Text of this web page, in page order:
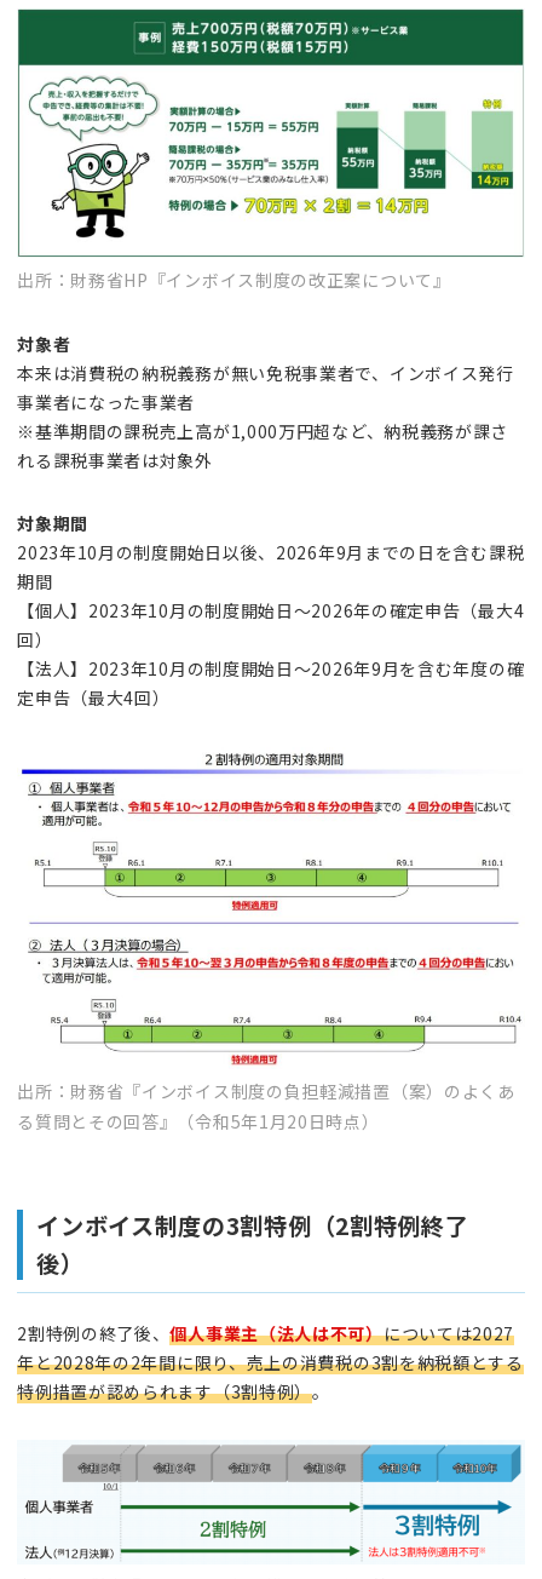
出所：財務省HP『インボイス制度の改正案について』
対象者
本来は消費税の納税義務が無い免税事業者で、インボイス発行
事業者になった事業者
※基準期間の課税売上高が1,000万円超など、納税義務が課さ
れる課税事業者は対象外
対象期間
2023年10月の制度開始日以後、2026年9月までの日を含む課税
期間
【個人】2023年10月の制度開始日～2026年の確定申告（最大4
回）
【法人】2023年10月の制度開始日～2026年9月を含む年度の確
定申告（最大4回）
出所：財務省『インボイス制度の負担軽減措置（案）のよくあ
る質問とその回答』（令和5年1月20日時点）
インボイス制度の3割特例（2割特例終了
後）
2割特例の終了後、個人事業主（法人は不可）については2027
年と2028年の2年間に限り、売上の消費税の3割を納税額とする
特例措置が認められます（3割特例）。